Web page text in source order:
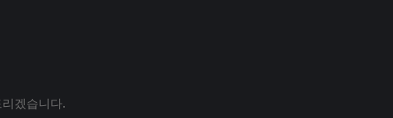
겠습니다.